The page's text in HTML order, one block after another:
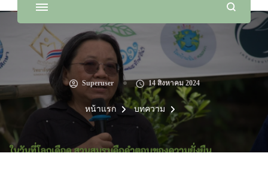
Superuser 14 สิงหาคม 2024
หน้าแรก บทความ